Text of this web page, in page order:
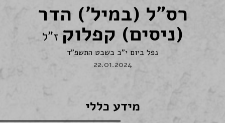
רס"ל (במיל') הדר
(ניסים) קפלוקז"ל
נפל ביום י"ב בשבט התשפ"ד
22.01.2024
מידע כללי